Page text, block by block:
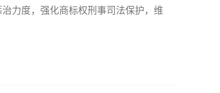
力度，强化商标权刑事司法保护，维